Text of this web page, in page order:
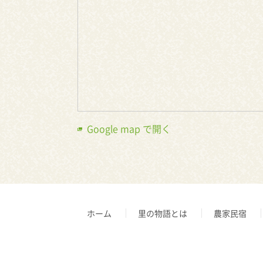
Google map で開く
ホーム 里の物語とは 農家民宿